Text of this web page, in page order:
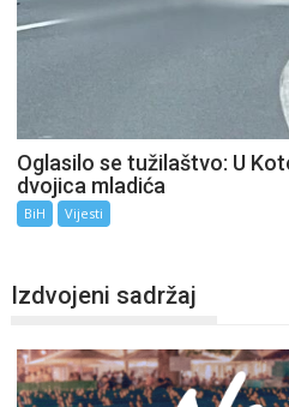
Oglasilo se tužilaštvo: U
dvojica mladića
BiH Vijesti
Izdvojeni sadržaj